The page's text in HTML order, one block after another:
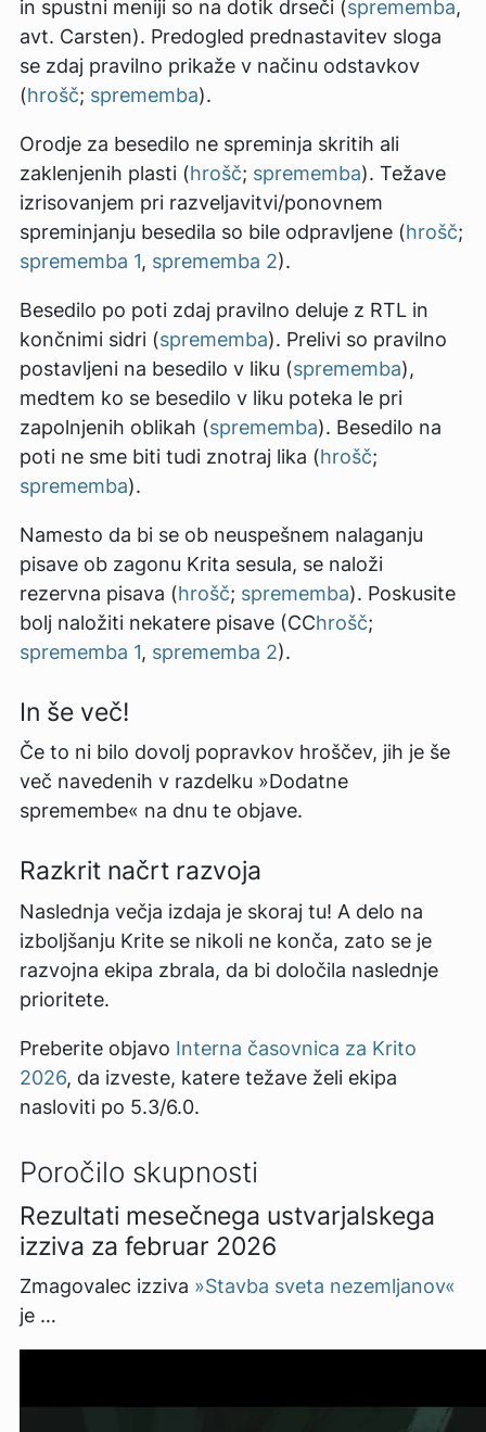
in spustni meniji so na dotik drseči (sprememba,
avt. Carsten). Predogled prednastavitev sloga
se zdaj pravilno prikaže v načinu odstavkov
(hrošč; sprememba).
Orodje za besedilo ne spreminja skritih ali
zaklenjenih plasti (hrošč; sprememba). Težave
izrisovanjem pri razveljavitvi/ponovnem
spreminjanju besedila so bile odpravljene (hrošč;
sprememba 1, sprememba 2).
Besedilo po poti zdaj pravilno deluje z RTL in
končnimi sidri (sprememba). Prelivi so pravilno
postavljeni na besedilo v liku (sprememba),
medtem ko se besedilo v liku poteka le pri
zapolnjenih oblikah (sprememba). Besedilo na
poti ne sme biti tudi znotraj lika (hrošč;
sprememba).
Namesto da bi se ob neuspešnem nalaganju
pisave ob zagonu Krita sesula, se naloži
rezervna pisava (hrošč; sprememba). Poskusite
bolj naložiti nekatere pisave (CChrošč;
sprememba 1, sprememba 2).
In še več!
Če to ni bilo dovolj popravkov hroščev, jih je še
več navedenih v razdelku »Dodatne
spremembe« na dnu te objave.
Razkrit načrt razvoja
Naslednja večja izdaja je skoraj tu! A delo na
izboljšanju Krite se nikoli ne konča, zato se je
razvojna ekipa zbrala, da bi določila naslednje
prioritete.
Preberite objavo Interna časovnica za Krito
2026, da izveste, katere težave želi ekipa
nasloviti po 5.3/6.0.
Poročilo skupnosti
Rezultati mesečnega ustvarjalskega
izziva za februar 2026
Zmagovalec izziva »Stavba sveta nezemljanov«
je …